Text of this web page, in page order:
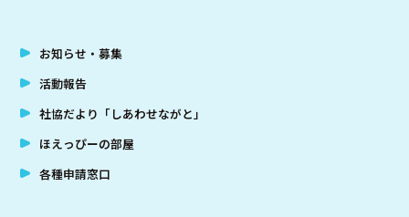
お知らせ・募集
活動報告
社協だより「しあわせながと」
ほえっぴーの部屋
各種申請窓口